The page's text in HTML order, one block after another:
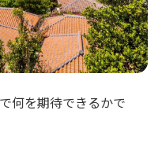
何を期待できるかで